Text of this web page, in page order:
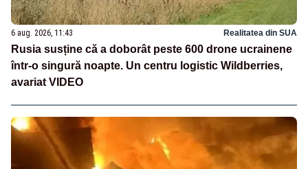
6 aug. 2026, 11:43 Realitatea din SUA
Rusia susține că a doborât peste 600 drone ucrainene
într-o singură noapte. Un centru logistic Wildberries,
avariat VIDEO